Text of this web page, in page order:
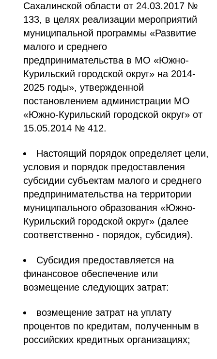
Сахалинской области от 24.03.2017 №
133, в целях реализации мероприятий
муниципальной программы «Развитие
малого и среднего
предпринимательства в МО «Южно-
Курильский городской округ» на 2014-
2025 годы», утвержденной
постановлением администрации МО
«Южно-Курильский городской округ» от
15.05.2014 № 412.
Настоящий порядок определяет цели,
условия и порядок предоставления
субсидии субъектам малого и среднего
предпринимательства на территории
муниципального образования «Южно-
Курильский городской округ» (далее
соответственно - порядок, субсидия).
Субсидия предоставляется на
финансовое обеспечение или
возмещение следующих затрат:
возмещение затрат на уплату
процентов по кредитам, полученным в
российских кредитных организациях;